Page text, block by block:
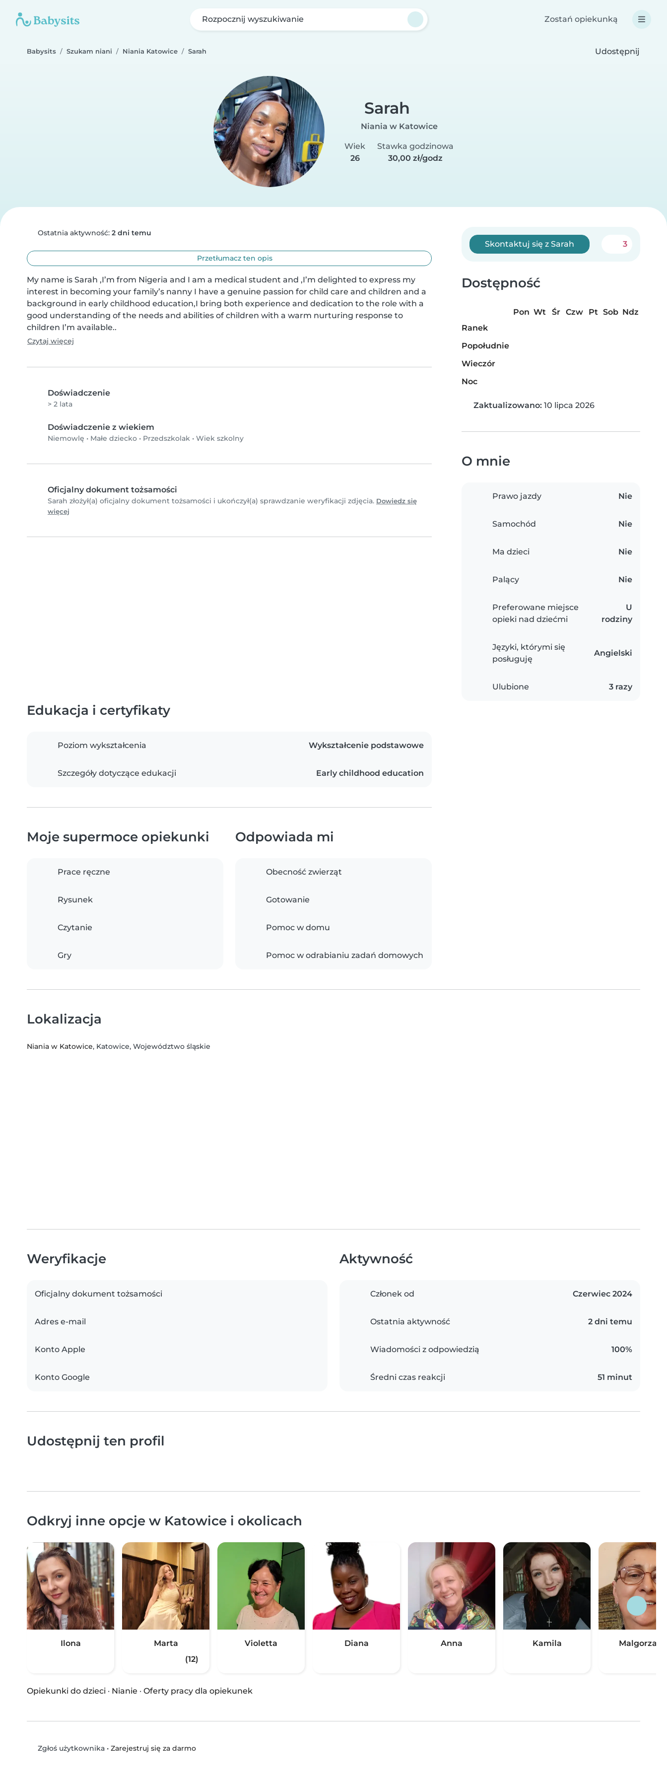
Rozpocznij wyszukiwanie Zostań opiekunką
Babysits Szukam niani Niania Katowice Sarah Udostępnij
Sarah
Niania w Katowice
Wiek
26
Stawka godzinowa
30,00 zł/godz
Ostatnia aktywność: 2 dni temu
Przetłumacz ten opis
My name is Sarah ,I’m from Nigeria and I am a medical student and ,I’m delighted to express my
interest in becoming your family’s nanny I have a genuine passion for child care and children and a
background in early childhood education,I bring both experience and dedication to the role with a
good understanding of the needs and abilities of children with a warm nurturing response to
children I’m available..
Czytaj więcej
Doświadczenie
> 2 lata
Doświadczenie z wiekiem
Niemowlę • Małe dziecko • Przedszkolak • Wiek szkolny
Oficjalny dokument tożsamości
Sarah złożył(a) oficjalny dokument tożsamości i ukończył(a) sprawdzanie weryfikacji zdjęcia. Dowiedz się
więcej
Skontaktuj się z Sarah 3
Dostępność
Pon Wt Śr Czw Pt Sob Ndz
Ranek
Popołudnie
Wieczór
Noc
Zaktualizowano: 10 lipca 2026
O mnie
Prawo jazdy Nie
Samochód Nie
Ma dzieci Nie
Palący Nie
Preferowane miejsce
opieki nad dziećmi
U
rodziny
Języki, którymi się
posługuję
Angielski
Ulubione 3 razy
Edukacja i certyfikaty
Poziom wykształcenia Wykształcenie podstawowe
Szczegóły dotyczące edukacji Early childhood education
Moje supermoce opiekunki
Prace ręczne
Rysunek
Czytanie
Gry
Odpowiada mi
Obecność zwierząt
Gotowanie
Pomoc w domu
Pomoc w odrabianiu zadań domowych
Lokalizacja
Niania w Katowice, Katowice, Województwo śląskie
Weryfikacje
Oficjalny dokument tożsamości
Adres e-mail
Konto Apple
Konto Google
Aktywność
Członek od Czerwiec 2024
Ostatnia aktywność 2 dni temu
Wiadomości z odpowiedzią 100%
Średni czas reakcji 51 minut
Udostępnij ten profil
Odkryj inne opcje w Katowice i okolicach
Ilona
Marta
(12)
Violetta Diana Anna Kamila Malgorzata
Opiekunki do dzieci · Nianie · Oferty pracy dla opiekunek
Zgłoś użytkownika• Zarejestruj się za darmo